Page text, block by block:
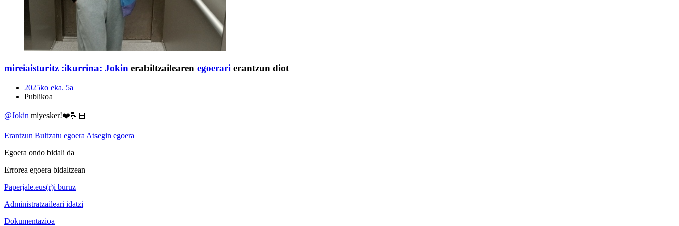
mireiaisturitz :ikurrina: Jokin erabiltzailearen egoerari erantzun diot
2025ko eka. 5a
Publikoa
@Jokin miyesker!❤️🫰🏻
Erantzun Bultzatu egoera Atsegin egoera
Egoera ondo bidali da
Errorea egoera bidaltzean
Paperjale.eus(r)i buruz
Administratzaileari idatzi
Dokumentazioa